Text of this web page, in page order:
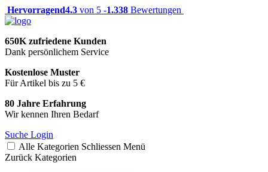
Hervorragend4.3 von 5 -1.338 Bewertungen
650K zufriedene Kunden
Dank persönlichem Service
Kostenlose Muster
Für Artikel bis zu 5 €
80 Jahre Erfahrung
Wir kennen Ihren Bedarf
Suche Login
Alle Kategorien Schliessen Menü
Zurück Kategorien